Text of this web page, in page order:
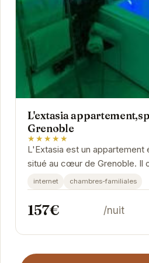
L'extasia
Grenoble
★★★★★
L'Extasia est un appartement
situé au cœur de Grenoble. Il
vie confortable et luxueux
internet chambres-familiales
157€ /nuit